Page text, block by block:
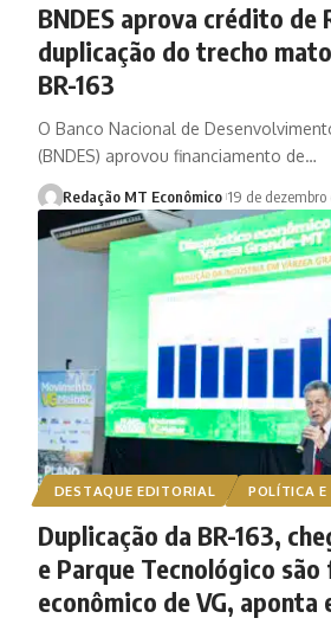
BNDES aprova crédito de
duplicação do trecho
BR-163
O Banco Nacional de
(BNDES) aprovou financiamento de…
Redação MT Econômico 19 de dezembro
DESTAQUE EDITORIAL POLÍTICA E
Duplicação da BR-163,
e Parque Tecnológico
econômico de VG, aponta